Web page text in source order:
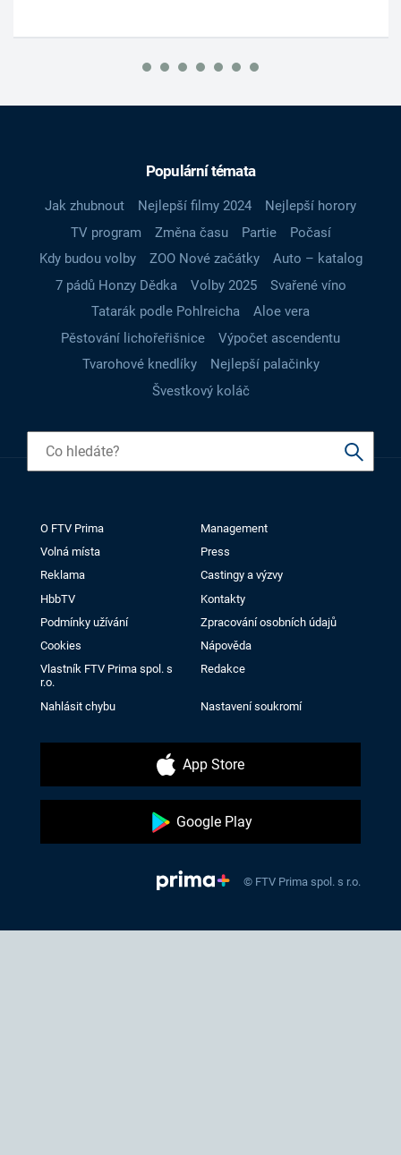
Populární témata
Jak zhubnout Nejlepší filmy 2024
Nejlepší horory
TV program
Změna času Partie
Počasí
Kdy budou volby
ZOO Nové začátky
Auto – katalog
7 pádů Honzy Dědka
Volby 2025
Svařené víno
Tatarák podle Pohlreicha
Aloe vera
Pěstování lichořeřišnice
Výpočet ascendentu
Tvarohové knedlíky
Nejlepší palačinky
Švestkový koláč
O FTV Prima
Management
Volná místa
Press
Reklama
Castingy a výzvy
HbbTV
Kontakty
Podmínky užívání
Zpracování osobních údajů
Cookies
Nápověda
Vlastník FTV Prima spol. s
r.o.
Redakce
Nahlásit chybu Nastavení soukromí
App Store
Google Play
© FTV Prima spol. s r.o.